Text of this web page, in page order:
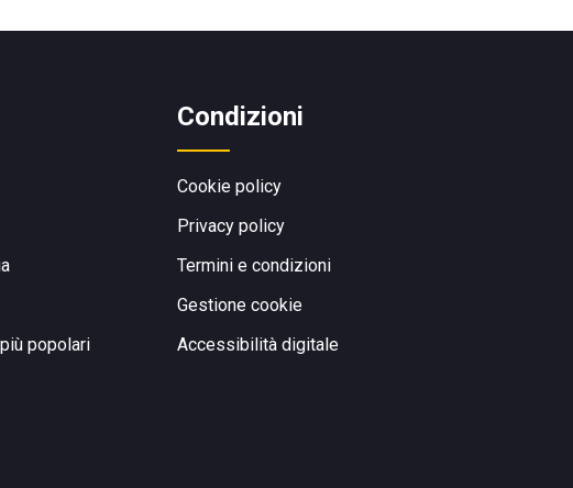
popolari
Condizioni
Cookie policy
Privacy policy
Termini e condizioni
Gestione cookie
Accessibilità digitale